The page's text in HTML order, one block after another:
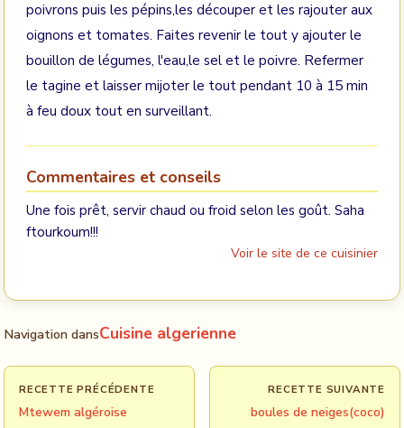
poivrons puis les pépins,les découper et les rajouter aux
oignons et tomates. Faites revenir le tout y ajouter le
bouillon de légumes, l'eau,le sel et le poivre. Refermer
le tagine et laisser mijoter le tout pendant 10 à 15 min
à feu doux tout en surveillant.
Commentaires et conseils
Une fois prêt, servir chaud ou froid selon les goût. Saha
ftourkoum!!!
Voir le site de ce cuisinier
Navigation dansCuisine algerienne
RECETTE PRÉCÉDENTE
Mtewem algéroise
RECETTE SUIVANTE
boules de neiges(coco)